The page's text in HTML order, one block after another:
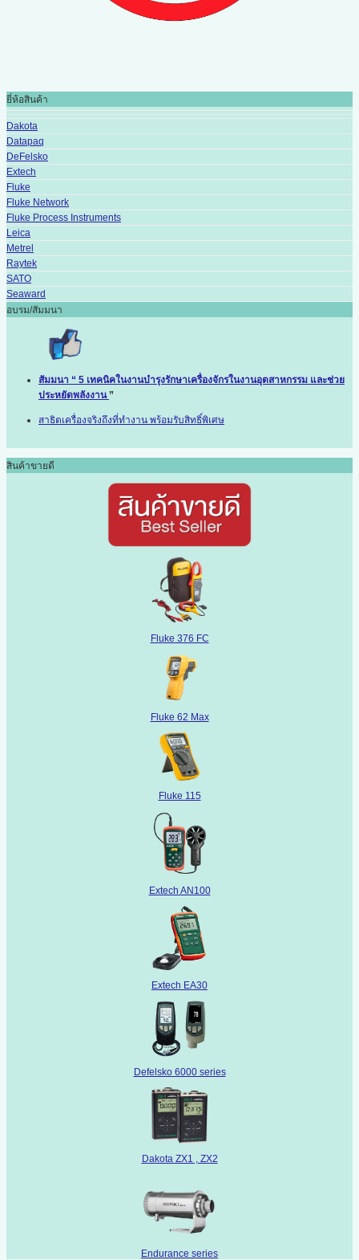
ยี่ห้อสินค้า
Dakota
Datapaq
DeFelsko
Extech
Fluke
Fluke Network
Fluke Process Instruments
Leica
Metrel
Raytek
SATO
Seaward
อบรม/สัมมนา
สัมมนา “ 5 เทคนิคในงานบำรุงรักษาเครื่องจักรในงานอุตสาหกรรม และช่วย
ประหยัดพลังงาน ”
สาธิตเครื่องจริงถึงที่ทำงาน พร้อมรับสิทธิ์พิเศษ
สินค้าขายดี
Fluke 376 FC
Fluke 62 Max
Fluke 115
Extech AN100
Extech EA30
Defelsko 6000 series
Dakota ZX1 , ZX2
Endurance series